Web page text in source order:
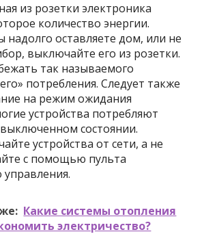
из розетки электроника
количество энергии.
надолго оставляете дом, или не
выключайте его из розетки.
так называемого
потребления. Следует также
на режим ожидания
устройства потребляют
состоянии.
устройства от сети, а не
с помощью пульта
Какие системы отопления
электричество?